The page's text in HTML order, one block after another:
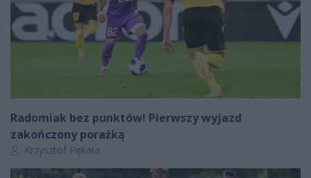
Radomiak bez punktów! Pierwszy wyjazd
zakończony porażką
Autor artykułu:
Krzysztof Pękała